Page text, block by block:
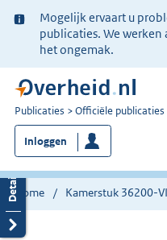
Ter
informatie:
Mogelijk ervaart u
publicaties. We werken
het ongemak.
U
bent
nu
hier:
Publicaties Officiële publicaties
Inloggen
Home Kamerstuk 36200-